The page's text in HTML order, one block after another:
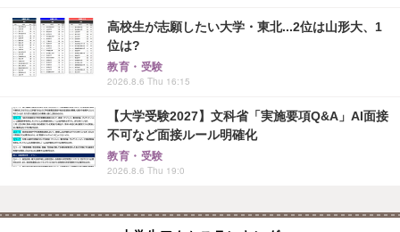
高校生が志願したい大学・東北...2位は山形大、1
位は?
教育・受験
2026.8.6 Thu 16:15
【大学受験2027】文科省「実施要項Q&A」AI面接
不可など面接ルール明確化
教育・受験
2026.8.6 Thu 19:0